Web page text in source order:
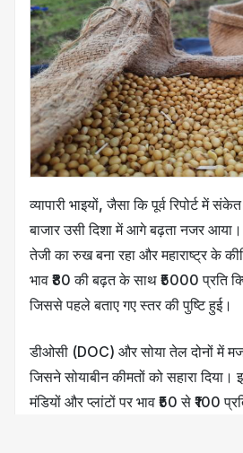
व्यापारी भाइयों, जैसा कि पूर्व रिपोर्ट में
बाजार उसी दिशा में आगे बढ़ता नजर आया।
तेजी का रुख बना रहा और महाराष्ट्र के
भाव ₹80 की बढ़त के साथ ₹5000 प्रति
जिससे पहले बताए गए स्तर की पुष्टि हुई।
डीओसी (DOC) और सोया तेल दोनों में
जिसने सोयाबीन कीमतों को सहारा
मंडियों और प्लांटों पर भाव ₹50 से ₹100